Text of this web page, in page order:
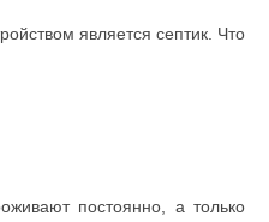
является септик. Что
постоянно, а только